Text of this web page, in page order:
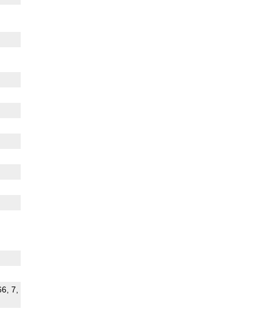
7,